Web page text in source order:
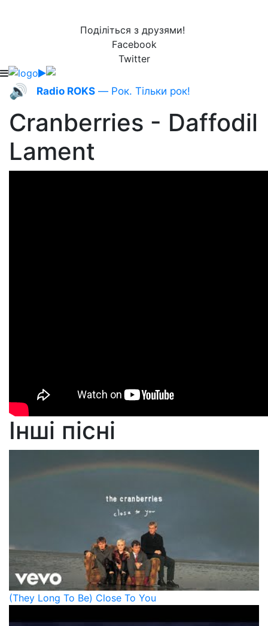
Поділіться з друзями!
Facebook
Twitter
🔊 Radio ROKS — Рок. Тільки рок!
Cranberries - Daffodil
Lament
Інші пісні
(They Long To Be) Close To You